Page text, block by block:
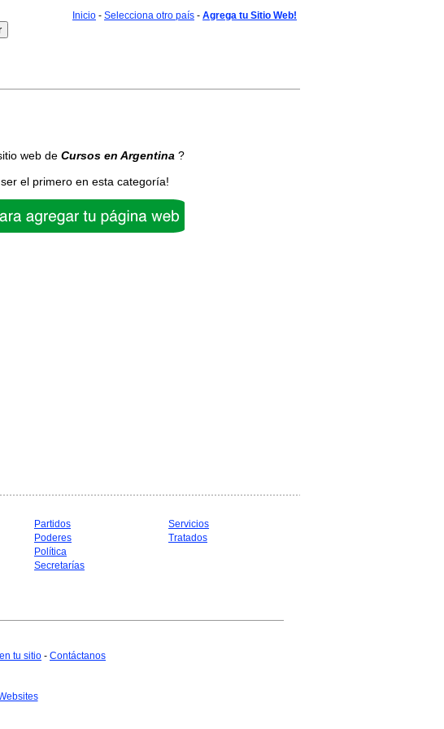
Inicio - Selecciona otro país - Agrega tu Sitio Web!
web de Cursos en Argentina ?
el primero en esta categoría!
Partidos
Poderes
Política
Secretarías
Servicios
Tratados
tu sitio - Contáctanos